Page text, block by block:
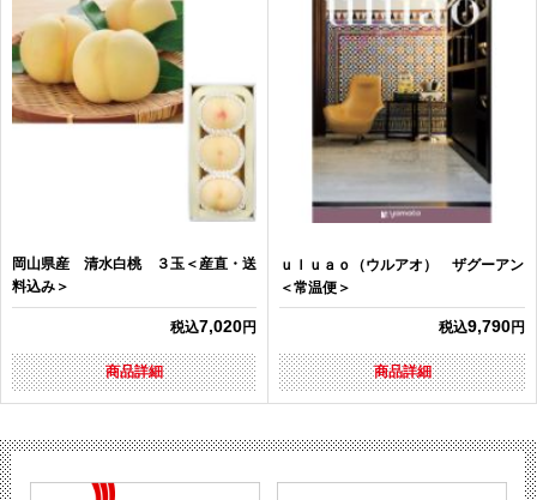
岡山県産 清水白桃 ３玉＜産直・送
料込み＞
税込7,020円
商品詳細
ｕｌｕａｏ（ウルアオ） ザグーアン
＜常温便＞
税込9,790円
商品詳細